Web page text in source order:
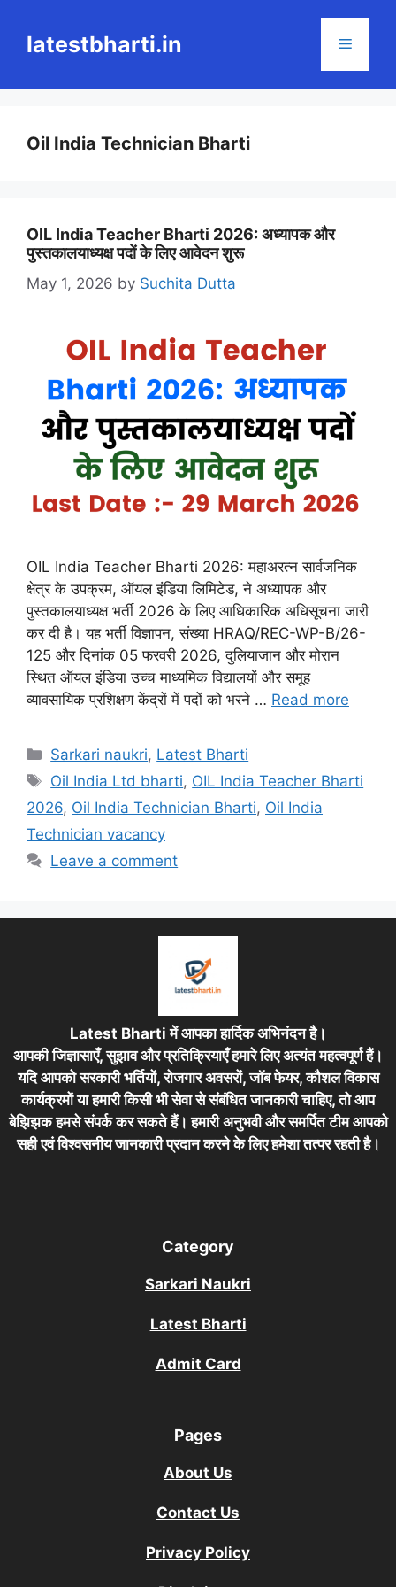
contentlatestbharti.in Menu
Oil India Technician Bharti
OIL India Teacher Bharti 2026: अध्यापक और
पुस्तकालयाध्यक्ष पदों के लिए आवेदन शुरू
May 1, 2026 by Suchita Dutta
OIL India Teacher Bharti 2026: महाअरत्न सार्वजनिक
क्षेत्र के उपक्रम, ऑयल इंडिया लिमिटेड, ने अध्यापक और
पुस्तकालयाध्यक्ष भर्ती 2026 के लिए आधिकारिक अधिसूचना जारी
कर दी है। यह भर्ती विज्ञापन, संख्या HRAQ/REC-WP-B/26-
125 और दिनांक 05 फरवरी 2026, दुलियाजान और मोरान
स्थित ऑयल इंडिया उच्च माध्यमिक विद्यालयों और समूह
व्यावसायिक प्रशिक्षण केंद्रों में पदों को भरने … Read more
Categories
Sarkari naukri, Latest Bharti
Tags
Oil India Ltd bharti, OIL India Teacher Bharti
2026, Oil India Technician Bharti, Oil India
Technician vacancy
Leave a comment
Latest Bharti में आपका हार्दिक अभिनंदन है।
आपकी जिज्ञासाएँ, सुझाव और प्रतिक्रियाएँ हमारे लिए अत्यंत महत्वपूर्ण हैं।
यदि आपको सरकारी भर्तियों, रोजगार अवसरों, जॉब फेयर, कौशल विकास
कार्यक्रमों या हमारी किसी भी सेवा से संबंधित जानकारी चाहिए, तो आप
बेझिझक हमसे संपर्क कर सकते हैं। हमारी अनुभवी और समर्पित टीम आपको
सही एवं विश्वसनीय जानकारी प्रदान करने के लिए हमेशा तत्पर रहती है।
Category
Sarkari Naukri
Latest Bharti
Admit Card
Pages
About Us
Contact Us
Privacy Policy